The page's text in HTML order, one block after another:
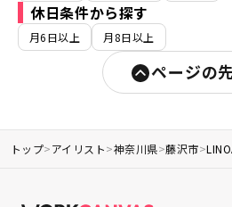
休日条件から探す
月6日以上 月8日以上
ページの
トップ>アイリスト>神奈川県>藤沢市>